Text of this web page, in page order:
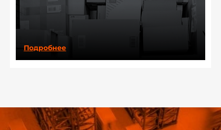
Подробнее